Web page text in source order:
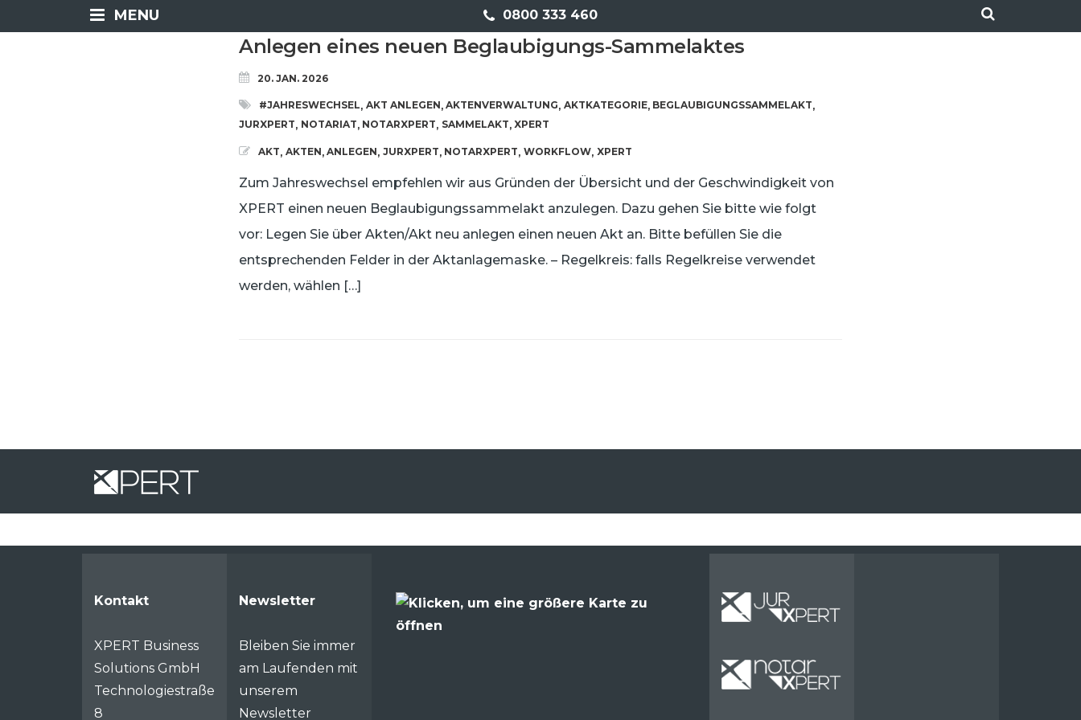
0800 333 460
MENU
Anlegen eines neuen Beglaubigungs-Sammelaktes
20. JAN. 2026
#JAHRESWECHSEL, AKT ANLEGEN, AKTENVERWALTUNG, AKTKATEGORIE, BEGLAUBIGUNGSSAMMELAKT,
JURXPERT, NOTARIAT, NOTARXPERT, SAMMELAKT, XPERT
AKT, AKTEN, ANLEGEN, JURXPERT, NOTARXPERT, WORKFLOW, XPERT
Zum Jahreswechsel empfehlen wir aus Gründen der Übersicht und der Geschwindigkeit von
XPERT einen neuen Beglaubigungssammelakt anzulegen. Dazu gehen Sie bitte wie folgt
vor: Legen Sie über Akten/Akt neu anlegen einen neuen Akt an. Bitte befüllen Sie die
entsprechenden Felder in der Aktanlagemaske. – Regelkreis: falls Regelkreise verwendet
werden, wählen […]
Kontakt
XPERT Business
Solutions GmbH
Technologiestraße
8
Newsletter
Bleiben Sie immer
am Laufenden mit
unserem
Newsletter
Miete
Miete